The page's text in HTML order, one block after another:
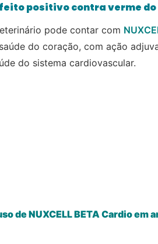
positivo contra verme
pode contar com
do coração, com ação
do sistema cardiovascular.
de NUXCELL BETA Cardio em